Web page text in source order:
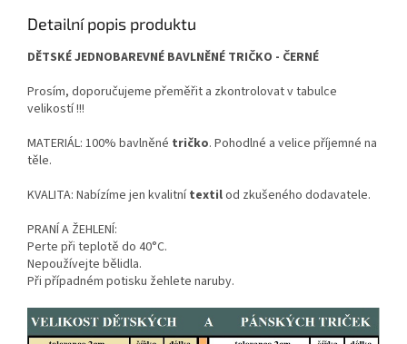
Detailní popis produktu
DĚTSKÉ JEDNOBAREVNÉ BAVLNĚNÉ TRIČKO - ČERNÉ
Prosím, doporučujeme přeměřit a zkontrolovat v tabulce
velikostí !!!
MATERIÁL: 100% bavlněné tričko. Pohodlné a velice příjemné na
těle.
KVALITA: Nabízíme jen kvalitnítextilod zkušeného dodavatele.
PRANÍ A ŽEHLENÍ:
Perte při teplotě do 40°C.
Nepoužívejte bělidla.
Při případném potisku žehlete naruby.